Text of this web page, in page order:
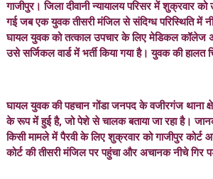
गाजीपुर। जिला दीवानी न्यायालय परिसर में शुक्रवार
गई जब एक युवक तीसरी मंजिल से संदिग्ध परिस्थिति में
घायल युवक को तत्काल उपचार के लिए मेडिकल कॉलेज
उसे सर्जिकल वार्ड में भर्ती किया गया है। युवक की हालत
घायल युवक की पहचान गोंडा जनपद के वजीरगंज थाना
के रूप में हुई है, जो पेशे से चालक बताया जा रहा है।
किसी मामले में पैरवी के लिए शुक्रवार को गाजीपुर कोर्ट
कोर्ट की तीसरी मंजिल पर पहुंचा और अचानक नीचे गिर